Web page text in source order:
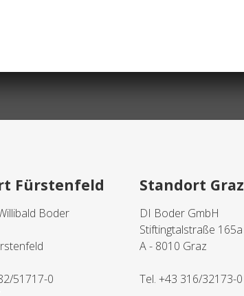
Fürstenfeld
Boder
51717-0
Standort Graz
DI Boder GmbH
Stiftingtalstraße 165a
A - 8010 Graz
Tel. +43 316/32173-0